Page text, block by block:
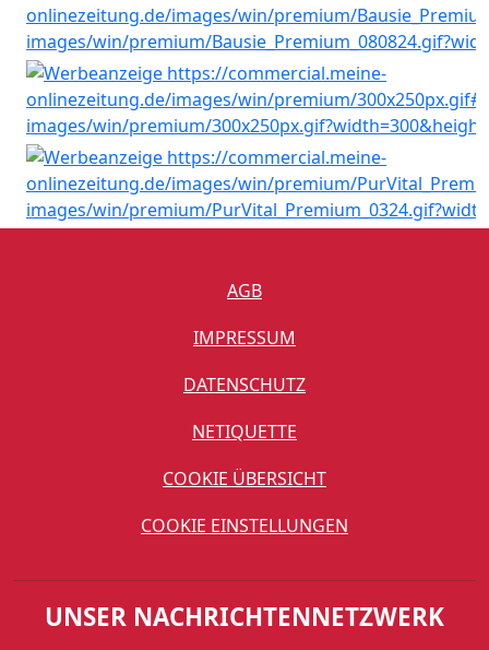
AGB
IMPRESSUM
DATENSCHUTZ
NETIQUETTE
COOKIE ÜBERSICHT
COOKIE EINSTELLUNGEN
UNSER NACHRICHTENNETZWERK